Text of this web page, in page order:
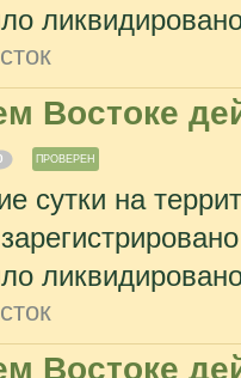
Востоке
ПРОВЕРЕН
сутки на
Востоке